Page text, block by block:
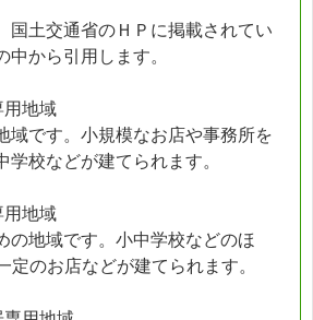
国土交通省のＨＰに掲載されてい
中から引用します。
用地域
域です。小規模なお店や事務所を
学校などが建てられます。
用地域
の地域です。小中学校などのほ
定のお店などが建てられます。